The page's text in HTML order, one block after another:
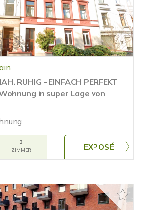
RUHIG - EINFACH PERFEKT
in super Lage von
3
ZIMMER